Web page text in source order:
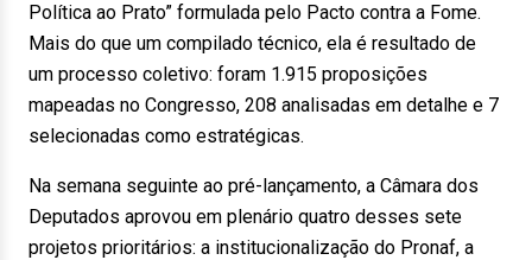
Política ao Prato” formulada pelo Pacto contra a Fome.
Mais do que um compilado técnico, ela é resultado de
um processo coletivo: foram 1.915 proposições
mapeadas no Congresso, 208 analisadas em detalhe e 7
selecionadas como estratégicas.
Na semana seguinte ao pré-lançamento, a Câmara dos
Deputados aprovou em plenário quatro desses sete
projetos prioritários: a institucionalização do Pronaf, a